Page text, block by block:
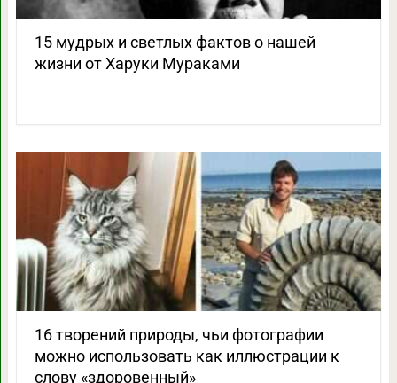
15 мудрых и светлых фактов о нашей
жизни от Харуки Мураками
16 творений природы, чьи фотографии
можно использовать как иллюстрации к
слову «здоровенный»